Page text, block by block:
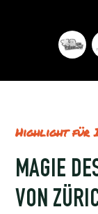
Highlight für
MAGIE
VON